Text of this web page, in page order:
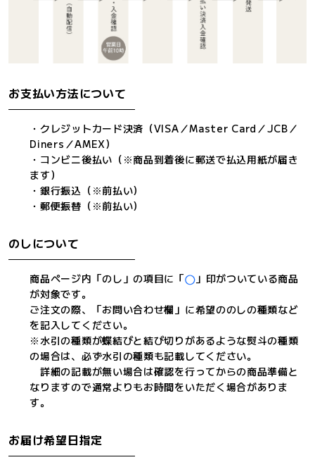
お支払い方法について
・クレジットカード決済（VISA／Master Card／JCB／
Diners／AMEX）
・コンビニ後払い（※商品到着後に郵送で払込用紙が届き
ます）
・銀行振込（※前払い）
・郵便振替（※前払い）
のしについて
商品ページ内「のし」の項目に「
」印がついている商品
が対象です。
ご注文の際、「お問い合わせ欄」に希望ののしの種類など
を記入してください。
※水引の種類が蝶結びと結び切りがあるような熨斗の種類
の場合は、必ず水引の種類も記載してください。
詳細の記載が無い場合は確認を行ってからの商品準備と
なりますので通常よりもお時間をいただく場合がありま
す。
お届け希望日指定